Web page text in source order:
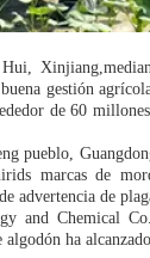
gestión
de 60
pueblo,
marcas de
de
and Chemical
ha